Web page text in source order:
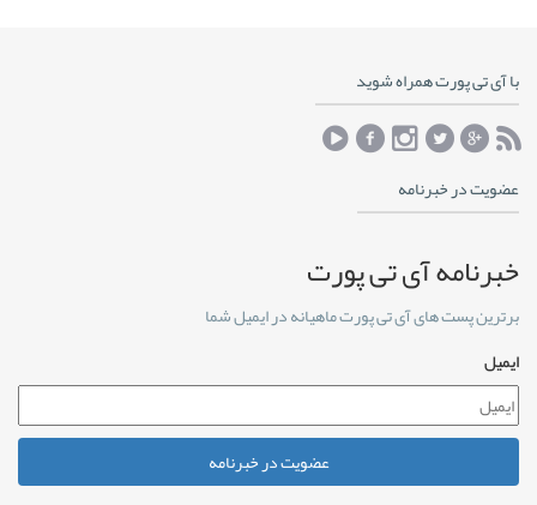
با آی تی پورت همراه شوید
عضویت در خبرنامه
خبرنامه آی تی پورت
برترین پست های آی تی پورت ماهیانه در ایمیل شما
ایمیل
عضویت در خبرنامه